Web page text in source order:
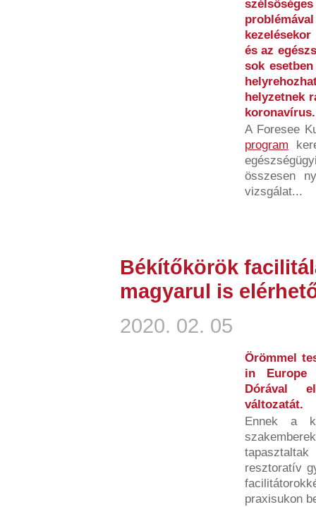
és az
sok
helyzetnek
koronavírus.
A Foresee
program
összesen
vizsgálat...
Békítőkörök
magyarul is
2020. 02. 05
Örömmel
in Europe
Dórával
változatát.
Ennek a
resztoratív
praxisukon